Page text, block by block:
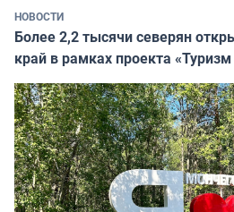
НОВОСТИ
Более 2,2 тысячи северян
край в рамках проекта